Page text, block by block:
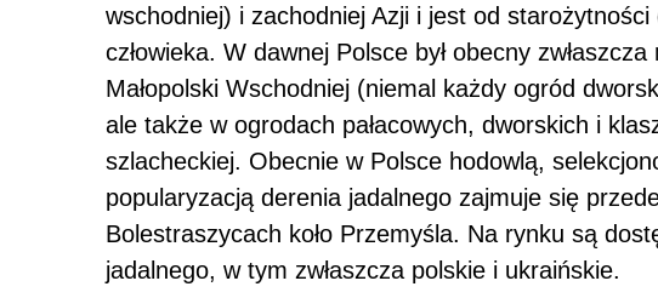
wschodniej) i zachodniej Azji i jest od
człowieka. W dawnej Polsce był obecny
Małopolski Wschodniej (niemal każdy ogród
ale także w ogrodach pałacowych, dworskich i
szlacheckiej. Obecnie w Polsce hodowlą,
popularyzacją derenia jadalnego zajmuje się
Bolestraszycach koło Przemyśla. Na rynku są
jadalnego, w tym zwłaszcza polskie i ukraińskie.